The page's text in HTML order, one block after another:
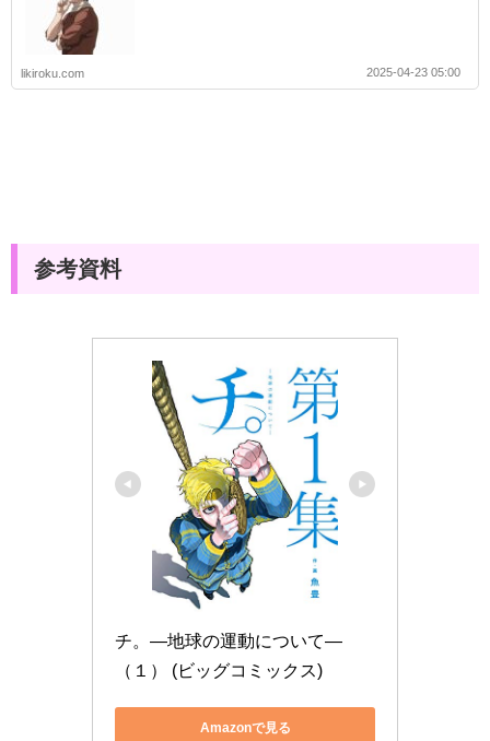
likiroku.com 2025-04-23 05:00
参考資料
チ。―地球の運動について―
（１） (ビッグコミックス)
Amazonで見る